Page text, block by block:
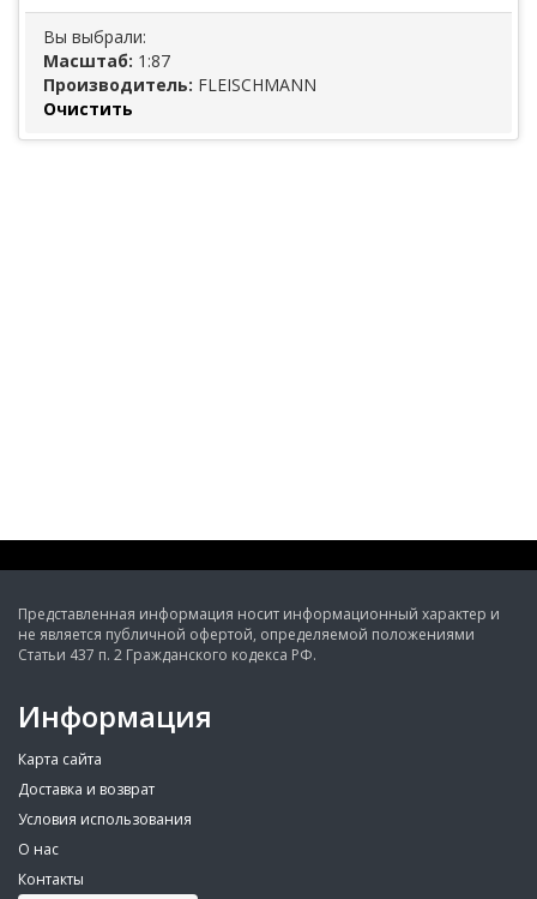
Вы выбрали:
Масштаб: 1:87
Производитель: FLEISCHMANN
Очистить
Представленная информация носит информационный характер и
не является публичной офертой, определяемой положениями
Статьи 437 п. 2 Гражданского кодекса РФ.
Информация
Карта сайта
Доставка и возврат
Условия использования
О нас
Контакты